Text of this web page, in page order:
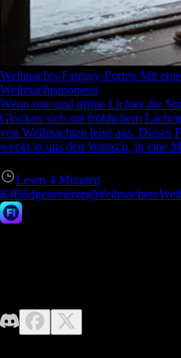
Weihnachts-Fantasy-Portrts Mit
Weihnachtsmoment
Wenn rote und grüne Lichter die
Glocken sich mit fröhlichem
von Weihnachten leise aus. Dieses
weckt in uns den Wunsch, in eine
Lesen 4 Minuten
KIBildgenerierungWeihnachten